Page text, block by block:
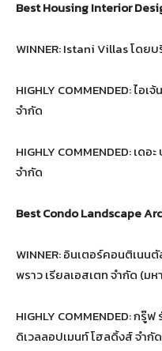
Best Housing
WINNER: Istani Villas โดย
HIGHLY COMMENDED: ไอ
จำกัด
HIGHLY COMMENDED: เด
จำกัด
Best Condo
WINNER: อินเตอร์คอนติเนน
พราว เรียลเอสเตท จำกัด (มห
HIGHLY COMMENDED: ก
ดิเวลลอปเมนท์ โฮลดิ้งส์ จำกัด